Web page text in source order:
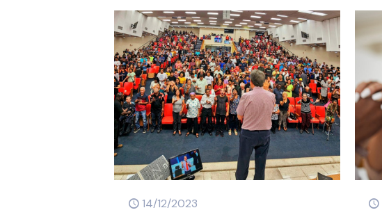
14/12/2023